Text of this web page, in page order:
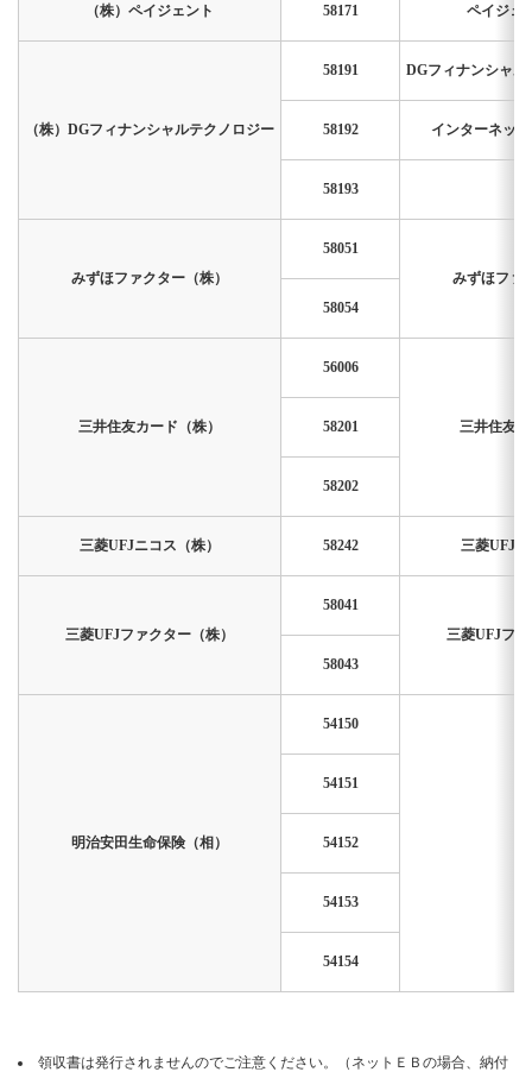
（株）ペイジェント 58171 ペイジェ
（株）DGフィナンシャルテクノロジー
58191 DGフィナンシャ
58192 インターネッ
58193
みずほファクター（株）
58051
みずほファ
58054
三井住友カード（株）
56006
三井住友
58201
58202
三菱UFJニコス（株） 58242 三菱UFJ
三菱UFJファクター（株）
58041
三菱UFJフ
58043
明治安田生命保険（相）
54150
54151
54152
54153
54154
領収書は発行されませんのでご注意ください。（ネットＥＢの場合、納付